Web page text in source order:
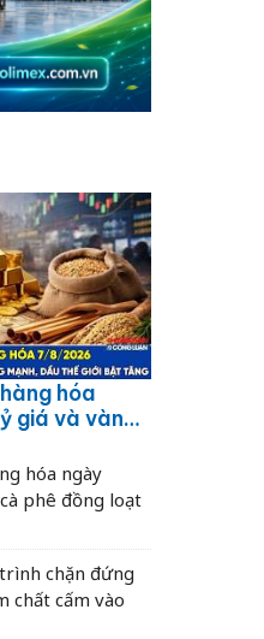
hóa
giá và vàng
hóa ngày
phê đồng loạt
chặn đứng
chất cấm vào